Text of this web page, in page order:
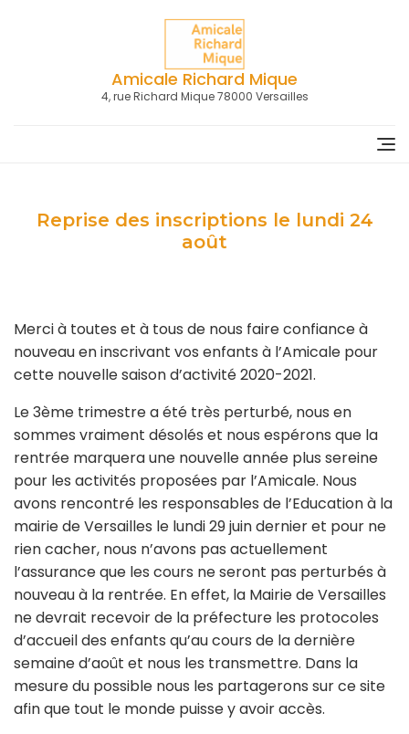
Amicale Richard Mique
4, rue Richard Mique 78000 Versailles
Reprise des inscriptions le lundi 24
août
Merci à toutes et à tous de nous faire confiance à
nouveau en inscrivant vos enfants à l’Amicale pour
cette nouvelle saison d’activité 2020-2021.
Le 3ème trimestre a été très perturbé, nous en
sommes vraiment désolés et nous espérons que la
rentrée marquera une nouvelle année plus sereine
pour les activités proposées par l’Amicale. Nous
avons rencontré les responsables de l’Education à la
mairie de Versailles le lundi 29 juin dernier et pour ne
rien cacher, nous n’avons pas actuellement
l’assurance que les cours ne seront pas perturbés à
nouveau à la rentrée. En effet, la Mairie de Versailles
ne devrait recevoir de la préfecture les protocoles
d’accueil des enfants qu’au cours de la dernière
semaine d’août et nous les transmettre. Dans la
mesure du possible nous les partagerons sur ce site
afin que tout le monde puisse y avoir accès.